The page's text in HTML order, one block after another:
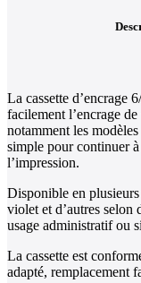
La cassette d’encrage
facilement l’encrage
notamment les
simple pour continuer
l’impression.
Disponible en
violet et d’autres selon
usage administratif ou
La cassette est
adapté, remplacement